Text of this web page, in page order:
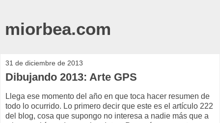
miorbea.com
31 de diciembre de 2013
Dibujando 2013: Arte GPS
Llega ese momento del año en que toca hacer resumen de
todo lo ocurrido. Lo primero decir que este es el artículo 222
del blog, cosa que supongo no interesa a nadie más que a